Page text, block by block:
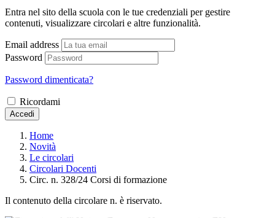
Entra nel sito della scuola con le tue credenziali per gestire
contenuti, visualizzare circolari e altre funzionalità.
Email address
Password
Password dimenticata?
Ricordami
Accedi
Home
Novità
Le circolari
Circolari Docenti
Circ. n. 328/24 Corsi di formazione
Il contenuto della circolare n. è riservato.